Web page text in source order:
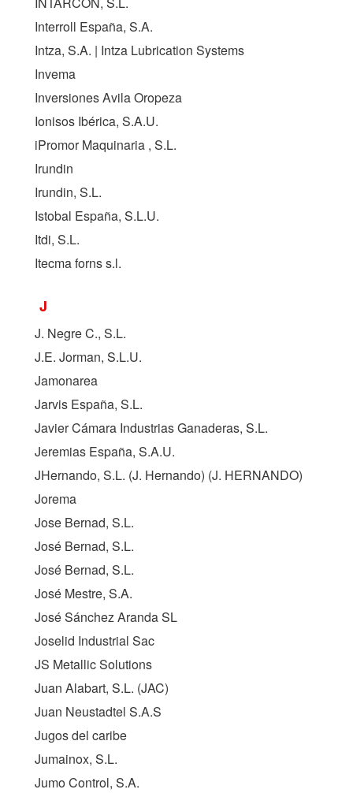
Interroll España, S.A.
Intza, S.A. | Intza Lubrication Systems
Invema
Inversiones Avila Oropeza
Ionisos Ibérica, S.A.U.
iPromor Maquinaria , S.L.
Irundin
Irundin, S.L.
Istobal España, S.L.U.
Itdi, S.L.
Itecma forns s.l.
J
J. Negre C., S.L.
J.E. Jorman, S.L.U.
Jamonarea
Jarvis España, S.L.
Javier Cámara Industrias Ganaderas, S.L.
Jeremias España, S.A.U.
JHernando, S.L. (J. Hernando) (J. HERNANDO)
Jorema
Jose Bernad, S.L.
José Bernad, S.L.
José Bernad, S.L.
José Mestre, S.A.
José Sánchez Aranda SL
Joselid Industrial Sac
JS Metallic Solutions
Juan Alabart, S.L. (JAC)
Juan Neustadtel S.A.S
Jugos del caribe
Jumainox, S.L.
Jumo Control, S.A.